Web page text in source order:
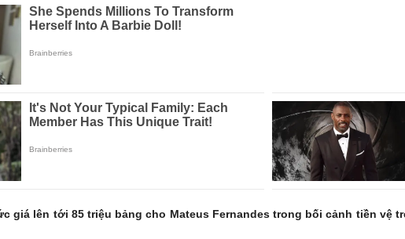
giá lên tới 85 triệu bảng cho Mateus Fernandes trong bối cảnh tiền vệ